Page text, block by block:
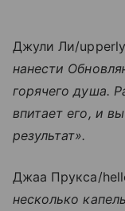
Джули Ли/
нанести
горячего душа.
впитает его, и
результат».
Джаа Прукса/
несколько